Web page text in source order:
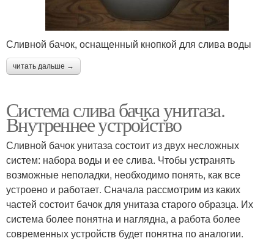
Сливной бачок, оснащенный кнопкой для слива воды
читать дальше →
Система слива бачка унитаза.
Внутреннее устройство
Сливной бачок унитаза состоит из двух несложных
систем: набора воды и ее слива. Чтобы устранять
возможные неполадки, необходимо понять, как все
устроено и работает. Сначала рассмотрим из каких
частей состоит бачок для унитаза старого образца. Их
система более понятна и наглядна, а работа более
современных устройств будет понятна по аналогии.